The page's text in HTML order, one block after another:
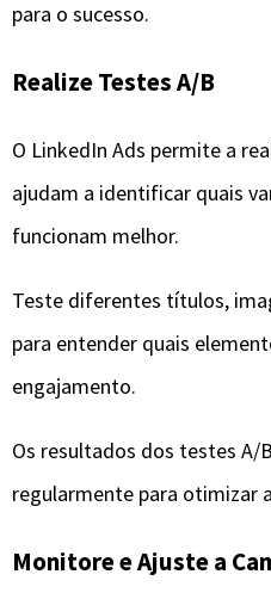
para o sucesso.
Realize Testes A/B
O LinkedIn Ads permite a
ajudam a identificar quais
funcionam melhor.
Teste diferentes títulos,
para entender quais
engajamento.
Os resultados dos testes A/
regularmente para otimizar
Monitore e Ajuste a